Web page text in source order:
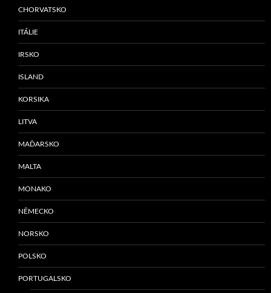
CHORVATSKO
ITÁLIE
IRSKO
ISLAND
KORSIKA
LITVA
MAĎARSKO
MALTA
MONAKO
NĚMECKO
NORSKO
POLSKO
PORTUGALSKO